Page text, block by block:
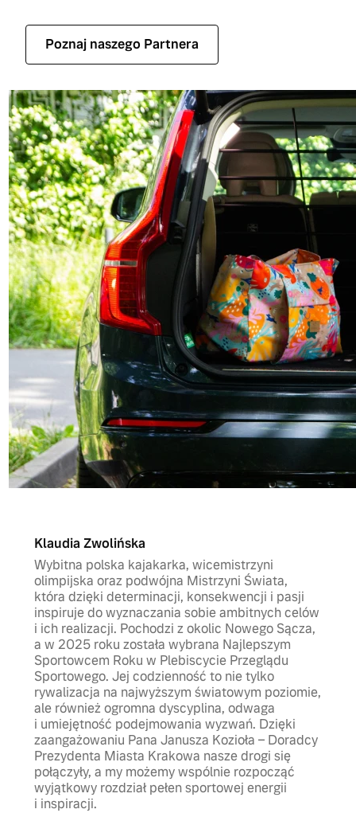
Poznaj naszego Partnera
Klaudia Zwolińska
Wybitna polska kajakarka, wicemistrzyni
olimpijska oraz podwójna Mistrzyni Świata,
która dzięki determinacji, konsekwencji i pasji
inspiruje do wyznaczania sobie ambitnych celów
i ich realizacji. Pochodzi z okolic Nowego Sącza,
a w 2025 roku została wybrana Najlepszym
Sportowcem Roku w Plebiscycie Przeglądu
Sportowego. Jej codzienność to nie tylko
rywalizacja na najwyższym światowym poziomie,
ale również ogromna dyscyplina, odwaga
i umiejętność podejmowania wyzwań. Dzięki
zaangażowaniu Pana Janusza Kozioła – Doradcy
Prezydenta Miasta Krakowa nasze drogi się
połączyły, a my możemy wspólnie rozpocząć
wyjątkowy rozdział pełen sportowej energii
i inspiracji.